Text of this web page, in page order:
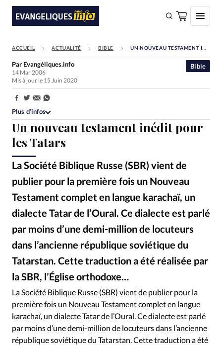
FAIRE UN DON
Faire un don
Société
Monde
Bible
Toute l'actualité
Se connecter
RUBRIQUES
Toute l'actualité Bible Culture
Economie
Eglises
Histoire Laicité
Liberté religieuse
Mission
Monde People Politique
Religions
Société
ACCUEIL ACTUALITÉ BIBLE UN NOUVEAU TESTAMENT INÉDIT POUR LES TATARS
Un nouveau testament inédit pour
les Tatars
La Société Biblique Russe (SBR) vient de
publier pour la première fois un Nouveau
Testament complet en langue karachaï, un
dialecte Tatar de l’Oural. Ce dialecte est parlé
par moins d’une demi-million de locuteurs
dans l’ancienne république soviétique du
Tatarstan. Cette traduction a été réalisée par
la SBR, l’Église orthodoxe…
Bible
Par Evangéliques.info
14 Mar 2006
Mis à jour le 15 Juin 2020
Partager:
Plus d’infos
La Société Biblique Russe (SBR) vient de publier pour la
première fois un Nouveau Testament complet en langue
karachaï, un dialecte Tatar de l’Oural. Ce dialecte est parlé
par moins d’une demi-million de locuteurs dans l’ancienne
république soviétique du Tatarstan. Cette traduction a été